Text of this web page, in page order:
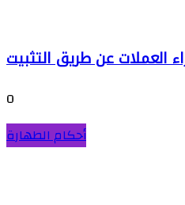
العملات عن طريق التثبيت
0
أحكام الطهارة